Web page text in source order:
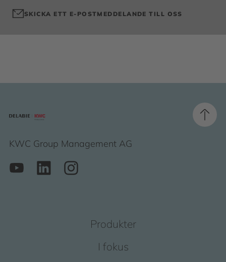
SKICKA ETT E-POSTMEDDELANDE TILL OSS
KWC Group Management AG
Produkter
I fokus